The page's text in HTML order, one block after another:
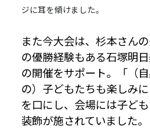
ジに耳を傾けました。
また今大会は、杉本さん
の優勝経験もある石塚明
の開催をサポート。「（
の）子どもたちも楽しみ
を口にし、会場には子ど
装飾が施されていました。